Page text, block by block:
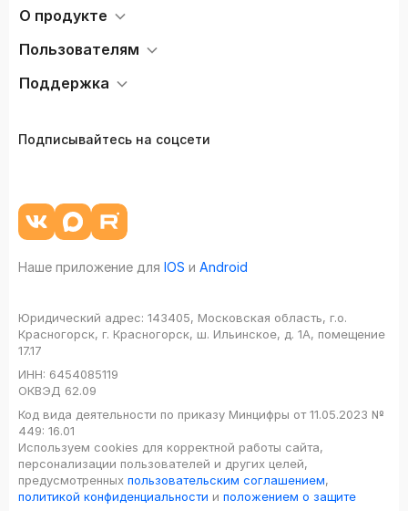
О продукте
Пользователям
Поддержка
Подписывайтесь на соцсети
Наше приложение для IOS и Android
Юридический адрес: 143405, Московская область, г.о.
Красногорск, г. Красногорск, ш. Ильинское, д. 1А, помещение
17.17
ИНН: 6454085119
ОКВЭД 62.09
Код вида деятельности по приказу Минцифры от 11.05.2023 №
449: 16.01
Используем cookies для корректной работы сайта,
персонализации пользователей и других целей,
предусмотренных пользовательским соглашением,
политикой конфиденциальности и положением о защите